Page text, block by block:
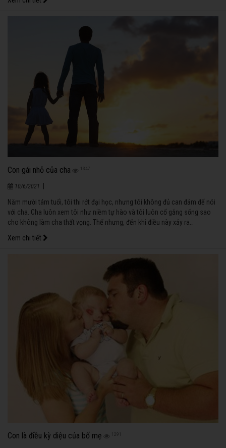
Con gái nhỏ của cha 1347
10/6/2021
Năm mười tám tuổi, tôi thi rớt đại học, nhưng tôi không đủ can đảm để nói
với cha. Cha luôn xem tôi như niềm tự hào và tôi luôn cố gắng sống sao
cho không làm cha thất vọng. Thế nhưng, đến khi điều này xảy ra…
Xem chi tiết
Con là điều kỳ diệu của bố mẹ 1291